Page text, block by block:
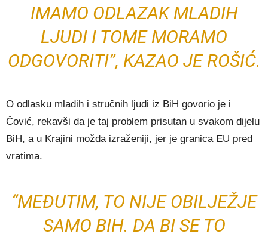
IMAMO ODLAZAK MLADIH
LJUDI I TOME MORAMO
ODGOVORITI”, KAZAO JE ROŠIĆ.
O odlasku mladih i stručnih ljudi iz BiH govorio je i
Čović, rekavši da je taj problem prisutan u svakom dijelu
BiH, a u Krajini možda izraženiji, jer je granica EU pred
vratima.
“MEĐUTIM, TO NIJE OBILJEŽJE
SAMO BIH. DA BI SE TO